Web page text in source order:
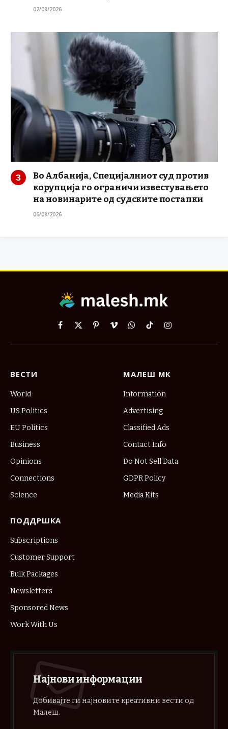
02/08/2026
Во Албанија, Специјалниот суд против
корупција го ограничи известувањето
на новинарите од судските постапки
06/08/2026
Facebook
X
PinterestVimeoWhatsApp
TikTokInstagram
ВЕСТИ
World
US Politics
EU Politics
Business
Opinions
Connections
Science
МАЛЕШ МК
Information
Advertising
Classified Ads
Contact Info
Do Not Sell Data
GDPR Policy
Media Kits
ПОДДРШКА
Subscriptions
Customer Support
Bulk Packages
Newsletters
Sponsored News
Work With Us
Најнови информации
Добивајте ги најновите креативни вести од
Малеш.